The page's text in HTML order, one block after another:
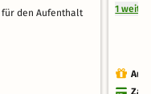
den Aufenthalt
1